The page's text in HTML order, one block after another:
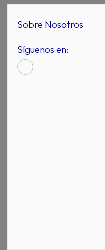
Sobre Nosotros
Síguenos en: